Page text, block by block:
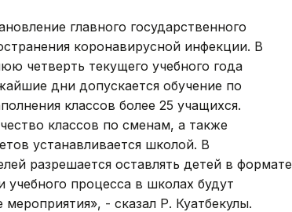
главного государственного
коронавирусной инфекции. В
четверть текущего учебного года
дни допускается обучение по
классов более 25 учащихся.
классов по сменам, а также
устанавливается школой. В
разрешается оставлять детей в формате
процесса в школах будут
- сказал Р. Куатбекулы.